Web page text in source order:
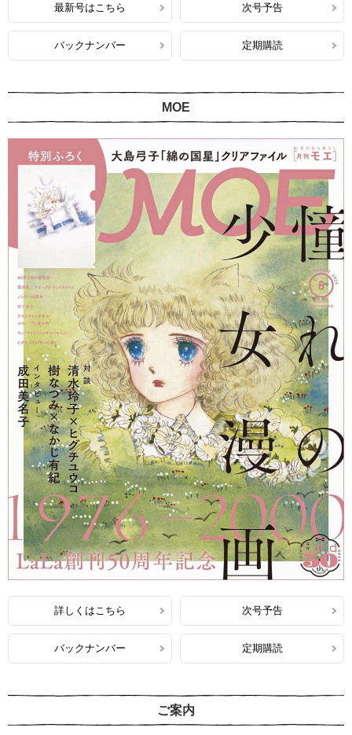
最新号はこちら 次号予告
バックナンバー 定期購読
MOE
詳しくはこちら 次号予告
バックナンバー 定期購読
ご案内